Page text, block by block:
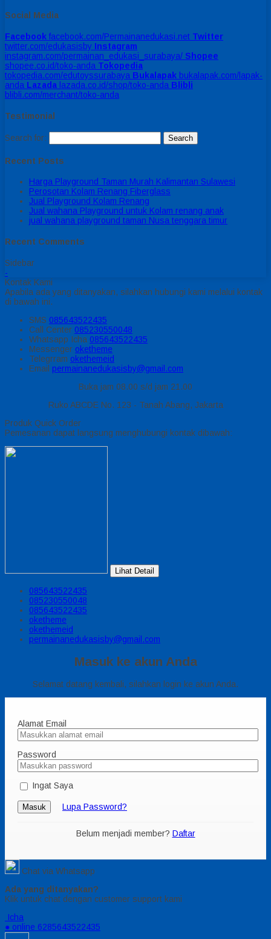
Social Media
Facebook facebook.com/Permainanedukasi.net Twitter
twitter.com/edukasisby Instagram
instagram.com/permainan_edukasi_surabaya/ Shopee
shopee.co.id/toko-anda Tokopedia
tokopedia.com/edutoyssurabaya Bukalapak bukalapak.com/lapak-
anda Lazada lazada.co.id/shop/toko-anda Blibli
blibli.com/merchant/toko-anda
Testimonial
Search for:
Recent Posts
Harga Playground Taman Murah Kalimantan Sulawesi
Perosotan Kolam Renang Fiberglass
Jual Playground Kolam Renang
Jual wahana Playground untuk Kolam renang anak
jual wahana playground taman Nusa tenggara timur
Recent Comments
Sidebar
-
Kontak Kami
Apabila ada yang ditanyakan, silahkan hubungi kami melalui kontak
di bawah ini.
SMS 085643522435
Call Center 085230550048
Whatsapp Icha 085643522435
Messenger oketheme
Telegrram okethemeid
Email permainanedukasisby@gmail.com
Buka jam 08.00 s/d jam 21.00
Ruko ABCDE No. 123 - Tanah Abang, Jakarta
Produk Quick Order
Pemesanan dapat langsung menghubungi kontak dibawah:
Lihat Detail
085643522435
085230550048
085643522435
oketheme
okethemeid
permainanedukasisby@gmail.com
Masuk ke akun Anda
Selamat datang kembali, silahkan login ke akun Anda.
Alamat Email
Password
Ingat Saya
Masuk Lupa Password?
Belum menjadi member? Daftar
Chat via Whatsapp
Ada yang ditanyakan?
Klik untuk chat dengan customer support kami
Icha
● online 6285643522435